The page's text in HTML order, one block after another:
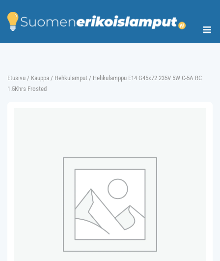
content
Etusivu / Kauppa / Hehkulamput / Hehkulamppu E14 G45x72 235V 5W C-5A RC
1.5Khrs Frosted